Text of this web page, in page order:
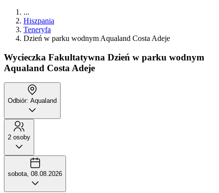
...
Hiszpania
Teneryfa
Dzień w parku wodnym Aqualand Costa Adeje
Wycieczka Fakultatywna Dzień w parku wodnym
Aqualand Costa Adeje
Odbiór: Aqualand
2 osoby
sobota, 08.08.2026